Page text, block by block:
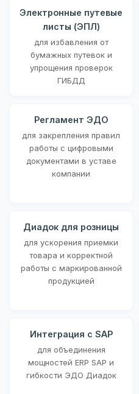
Электронные путевые
листы (ЭПЛ)
для избавления от
бумажных путевок и
упрощения проверок
ГИБДД
Регламент ЭДО
для закрепления правил
работы с цифровыми
документами в уставе
компании
Диадок для розницы
для ускорения приемки
товара и корректной
работы с маркированной
продукцией
Интеграция с SAP
для объединения
мощностей ERP SAP и
гибкости ЭДО Диадок